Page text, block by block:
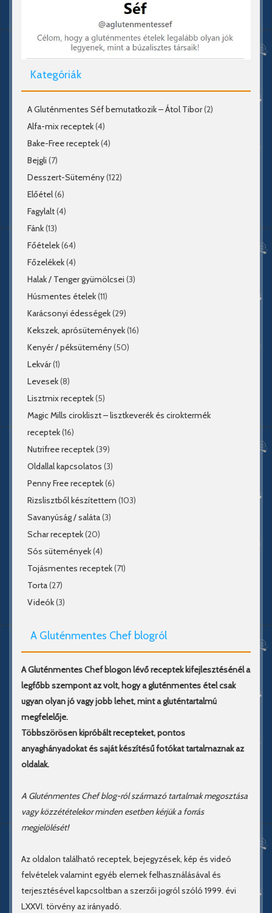
Kategóriák
A Gluténmentes Séf bemutatkozik – Átol Tibor(2)
Alfa-mix receptek(4)
Bake-Free receptek(4)
Bejgli (7)
Desszert-Sütemény(122)
Előétel(6)
Fagylalt(4)
Fánk(13)
Főételek(64)
Főzelékek(4)
Halak / Tenger gyümölcsei (3)
Húsmentes ételek(11)
Karácsonyi édességek(29)
Kekszek, aprósütemények(16)
Kenyér / péksütemény(50)
Lekvár(1)
Levesek(8)
Lisztmix receptek(5)
Magic Mills cirokliszt – lisztkeverék és ciroktermék
receptek(16)
Nutrifree receptek(39)
Oldallal kapcsolatos (3)
Penny Free receptek(6)
Rizslisztből készítettem (103)
Savanyúság / saláta(3)
Schar receptek(20)
Sós sütemények(4)
Tojásmentes receptek(71)
Torta(27)
Videók(3)
A Gluténmentes Chef blogról
A Gluténmentes Chef blogon lévő receptek kifejlesztésénél a
legfőbb szempont az volt, hogy a gluténmentes étel csak
ugyan olyan jó vagy jobb lehet, mint a gluténtartalmú
megfelelője.
Többszörösen kipróbált recepteket, pontos
anyaghányadokat és saját készítésű fotókat tartalmaznak az
oldalak.
A Gluténmentes Chef blog-ról származó tartalmak megosztása
vagy közzétételekor minden esetben kérjük a forrás
megjelölését!
Az oldalon található receptek, bejegyzések, kép és videó
felvételek valamint egyéb elemek felhasználásával és
terjesztésével kapcsoltban a szerzői jogról szóló 1999. évi
LXXVI. törvény az irányadó.